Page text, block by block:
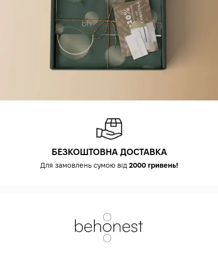
БЕЗКОШТОВНА ДОСТАВКА
Для замовлень сумою від 2000 гривень!